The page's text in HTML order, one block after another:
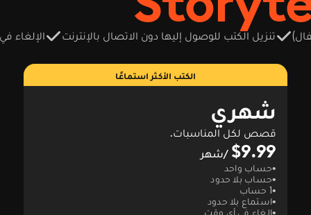
تنزيل الكتب للوصول إليها دون الاتصال بالإنترنت الإلغاء
الكتب الأكثر استماعًا
شهري
قصص لكل المناسبات.
$9.99 /شهر
حساب واحد
حساب بلا حدود
1 حساب
استماع بلا حدود
إلغاء في أي وقت